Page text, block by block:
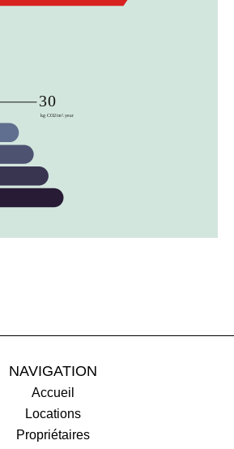
NAVIGATION
Accueil
Locations
Propriétaires